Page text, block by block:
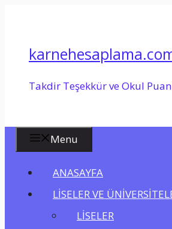
Takdir Teşekkür ve Okul
Menu
ANASAYFA
LİSELER VE
LİSELER